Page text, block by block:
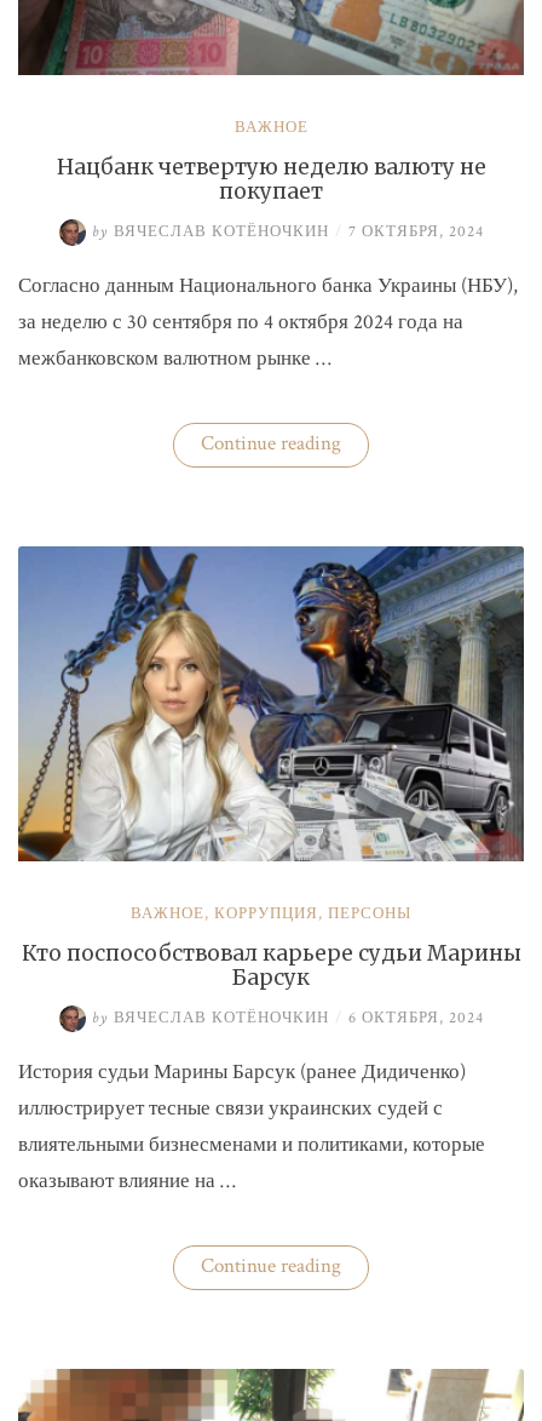
ВАЖНОЕ
Нацбанк четвертую неделю валюту не
покупает
by ВЯЧЕСЛАВ КОТЁНОЧКИН / 7 ОКТЯБРЯ, 2024
Согласно данным Национального банка Украины (НБУ),
за неделю с 30 сентября по 4 октября 2024 года на
межбанковском валютном рынке …
Continue reading«Нацбанк
четвертую
покупает»
ВАЖНОЕ, КОРРУПЦИЯ, ПЕРСОНЫ
Кто поспособствовал карьере судьи Марины
Барсук
by ВЯЧЕСЛАВ КОТЁНОЧКИН / 6 ОКТЯБРЯ, 2024
История судьи Марины Барсук (ранее Дидиченко)
иллюстрирует тесные связи украинских судей с
влиятельными бизнесменами и политиками, которые
оказывают влияние на …
Continue reading«Кто
поспособствовал
Барсук»